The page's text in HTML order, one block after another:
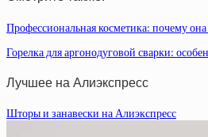
Профессиональная косметика: почему она
Горелка для аргонодуговой сварки:
Лучшее на Алиэкспресс
Шторы и занавески на Алиэкспресс